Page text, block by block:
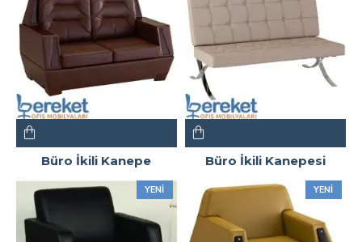
Büro İkili Kanepe Büro İkili Kanepesi
YENI YENI